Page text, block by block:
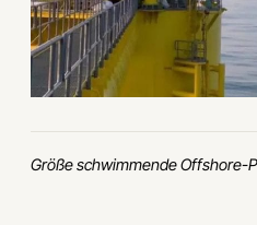
Größe schwimmende Offshore-